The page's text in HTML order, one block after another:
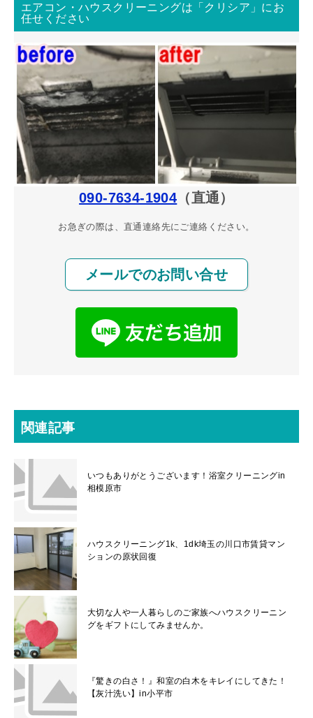
エアコン・ハウスクリーニングは「クリシア」にお
任せください
090-7634-1904 （直通）
お急ぎの際は、直通連絡先にご連絡ください。
メールでのお問い合せ
関連記事
いつもありがとうございます！浴室クリーニングin
相模原市
ハウスクリーニング1k、1dk埼玉の川口市賃貸マン
ションの原状回復
大切な人や一人暮らしのご家族へハウスクリーニン
グをギフトにしてみませんか。
『驚きの白さ！』和室の白木をキレイにしてきた！
【灰汁洗い】in小平市